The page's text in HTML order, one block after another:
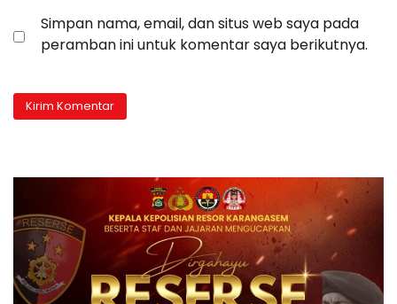
Simpan nama, email, dan situs web saya pada
peramban ini untuk komentar saya berikutnya.